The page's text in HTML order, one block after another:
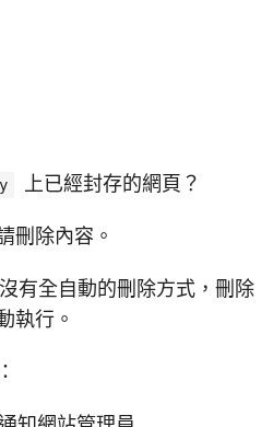
上已經封存的網頁？
刪除內容。
沒有全自動的刪除方式，刪除
執行。